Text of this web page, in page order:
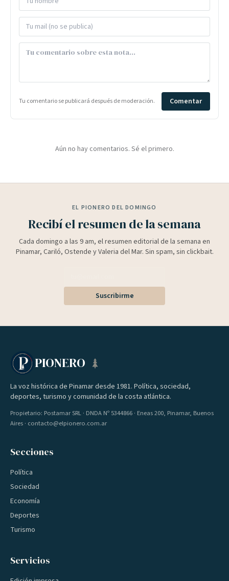
Tu comentario se publicará después de moderación. Comentar
Aún no hay comentarios. Sé el primero.
EL PIONERO DEL DOMINGO
Recibí el resumen de la semana
Cada domingo a las 9 am, el resumen editorial de la semana en
Pinamar, Cariló, Ostende y Valeria del Mar. Sin spam, sin clickbait.
Suscribirme
PIONERO
La voz histórica de Pinamar desde 1981. Política, sociedad,
deportes, turismo y comunidad de la costa atlántica.
Propietario: Postamar SRL · DNDA Nº 5344866 · Eneas 200, Pinamar, Buenos
Aires · contacto@elpionero.com.ar
Secciones
Política
Sociedad
Economía
Deportes
Turismo
Servicios